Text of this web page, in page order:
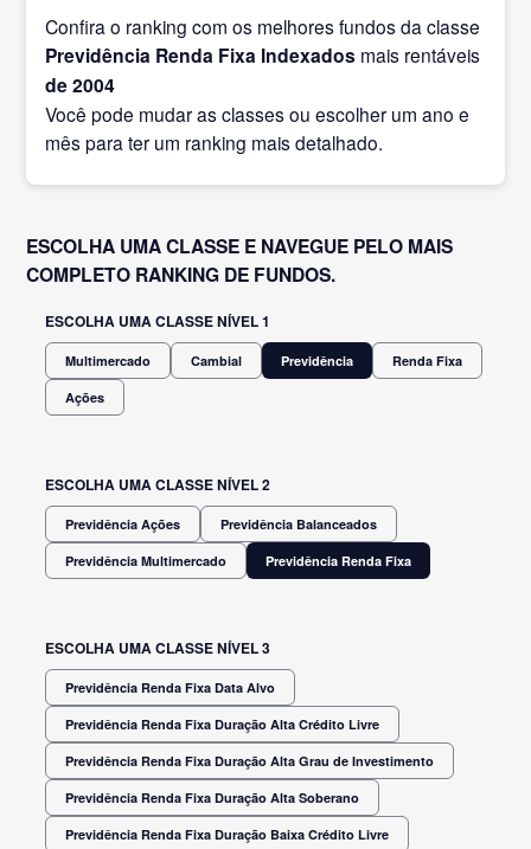
Confira o ranking com os melhores fundos da classe
Previdência Renda Fixa Indexados mais rentáveis
de 2004
Você pode mudar as classes ou escolher um ano e
mês para ter um ranking mais detalhado.
ESCOLHA UMA CLASSE E NAVEGUE PELO MAIS
COMPLETO RANKING DE FUNDOS.
ESCOLHA UMA CLASSE NÍVEL 1
Multimercado Cambial Previdência Renda Fixa
Ações
ESCOLHA UMA CLASSE NÍVEL 2
Previdência Ações Previdência Balanceados
Previdência Multimercado Previdência Renda Fixa
ESCOLHA UMA CLASSE NÍVEL 3
Previdência Renda Fixa Data Alvo
Previdência Renda Fixa Duração Alta Crédito Livre
Previdência Renda Fixa Duração Alta Grau de Investimento
Previdência Renda Fixa Duração Alta Soberano
Previdência Renda Fixa Duração Baixa Crédito Livre